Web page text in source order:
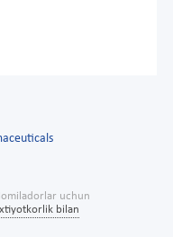
uchun
bilan